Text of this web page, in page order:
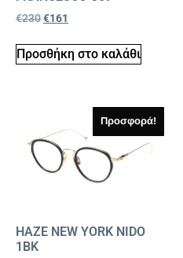
€230€161
Προσθήκη στο καλάθι
Προσφορά!
HAZE NEW YORK NIDO
1BK